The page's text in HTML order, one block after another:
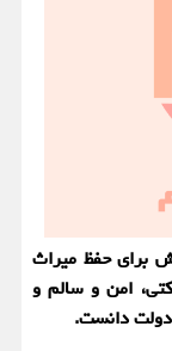
برای حفظ میراث
امن و سالم و
دانست.